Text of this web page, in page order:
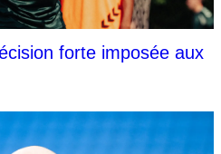
forte imposée aux